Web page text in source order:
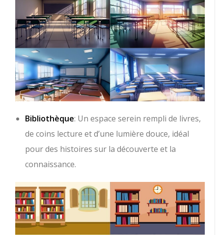
Bibliothèque: Un espace serein rempli de livres,
de coins lecture et d’une lumière douce, idéal
pour des histoires sur la découverte et la
connaissance.